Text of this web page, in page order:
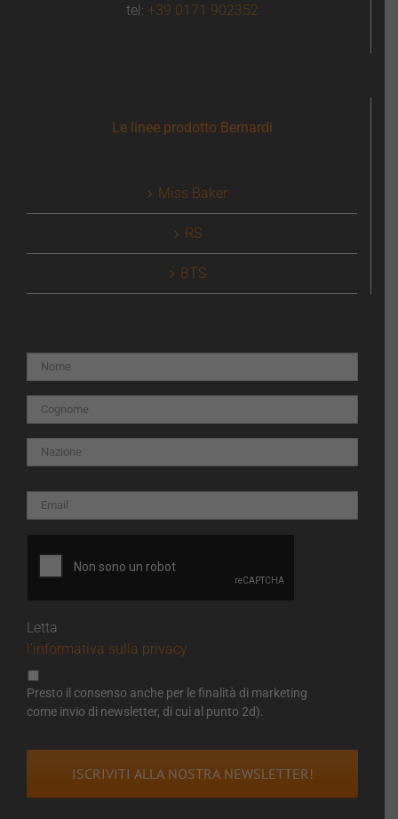
tel: +39 0171 902352
Le linee prodotto Bernardi
Miss Baker
RS
BTS
Letta
l’informativa sulla privacy
Presto il consenso anche per le finalità di marketing
come invio di newsletter, di cui al punto 2d).